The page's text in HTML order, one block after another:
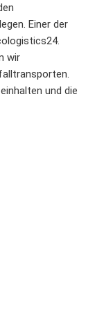
Einer der
wir
und die